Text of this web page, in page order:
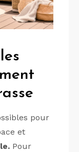
pour
et
Pour